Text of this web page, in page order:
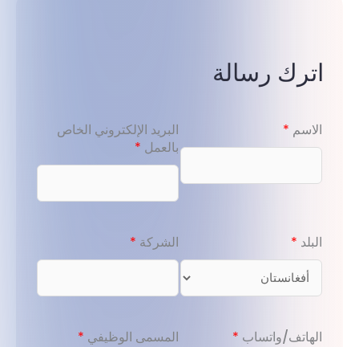
اترك رسالة
الاسم *
البريد الإلكتروني الخاص
بالعمل *
البلد * الشركة *
الهاتف/واتساب * المسمى الوظيفي *